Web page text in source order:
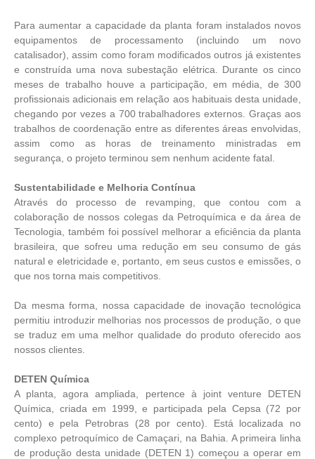
Para aumentar a capacidade da planta foram instalados novos
equipamentos de processamento (incluindo um novo
catalisador), assim como foram modificados outros já existentes
e construída uma nova subestação elétrica. Durante os cinco
meses de trabalho houve a participação, em média, de 300
profissionais adicionais em relação aos habituais desta unidade,
chegando por vezes a 700 trabalhadores externos. Graças aos
trabalhos de coordenação entre as diferentes áreas envolvidas,
assim como as horas de treinamento ministradas em
segurança, o projeto terminou sem nenhum acidente fatal.
Sustentabilidade e Melhoria Contínua
Através do processo de revamping, que contou com a
colaboração de nossos colegas da Petroquímica e da área de
Tecnologia, também foi possível melhorar a eficiência da planta
brasileira, que sofreu uma redução em seu consumo de gás
natural e eletricidade e, portanto, em seus custos e emissões, o
que nos torna mais competitivos.
Da mesma forma, nossa capacidade de inovação tecnológica
permitiu introduzir melhorias nos processos de produção, o que
se traduz em uma melhor qualidade do produto oferecido aos
nossos clientes.
DETEN Química
A planta, agora ampliada, pertence à joint venture DETEN
Química, criada em 1999, e participada pela Cepsa (72 por
cento) e pela Petrobras (28 por cento). Está localizada no
complexo petroquímico de Camaçari, na Bahia. A primeira linha
de produção desta unidade (DETEN 1) começou a operar em